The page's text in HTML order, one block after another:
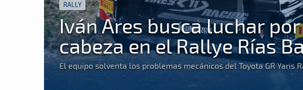
RALLY
Iván Ares busca luchar
cabeza en el Rallye Rías
El equipo solventa los problemas mecánicos del Toyota GR Yaris